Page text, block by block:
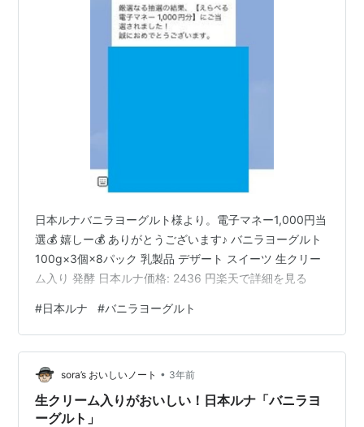
日本ルナバニラヨーグルト様より。電子マネー1,000円当
選💰 嬉しー💰 ありがとうございます♪ バニラヨーグルト
100g×3個×8パック 乳製品 デザート スイーツ 生クリー
ム入り 発酵 日本ルナ価格: 2436 円楽天で詳細を見る
#日本ルナ #バニラヨーグルト
sora’s おいしいノート • 3年前
生クリーム入りがおいしい！日本ルナ「バニラヨ
ーグルト」